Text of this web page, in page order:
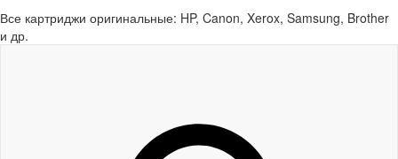
Все картриджи оригинальные: HP, Canon, Xerox, Samsung, Brother
и др.